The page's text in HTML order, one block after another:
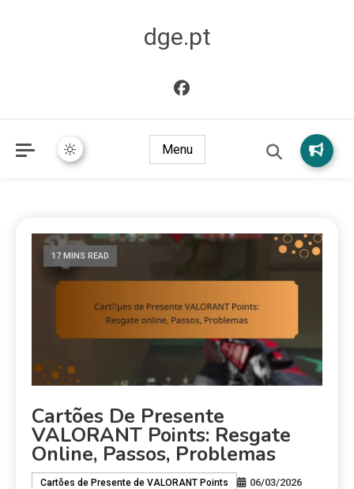
dge.pt
Menu
17 MINS READ
Cartões De Presente
VALORANT Points: Resgate
Online, Passos, Problemas
Cartões de Presente de VALORANT Points
06/03/2026